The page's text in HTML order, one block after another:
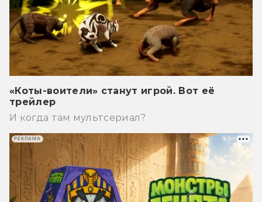
«Коты-воители» станут игрой. Вот её
трейлер
И когда там мультсериал?
РЕКЛАМА